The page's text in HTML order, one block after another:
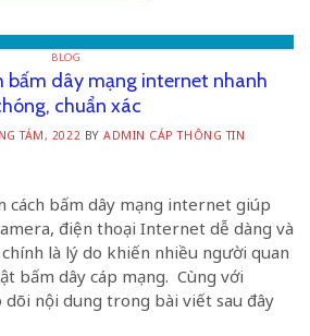
BLOG
bấm dây mạng internet nhanh
chuẩn xác
TÁM, 2022 BYADMIN CÁP THÔNG TIN
cách bấm dây mạng internet giúp
điện thoại Internet dễ dàng và
là lý do khiến nhiều người quan
bấm dây cáp mạng. Cùng với
dõi nội dung trong bài viết sau đây